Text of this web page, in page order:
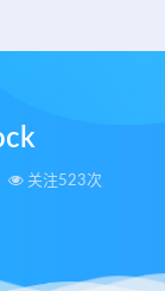
关注523次